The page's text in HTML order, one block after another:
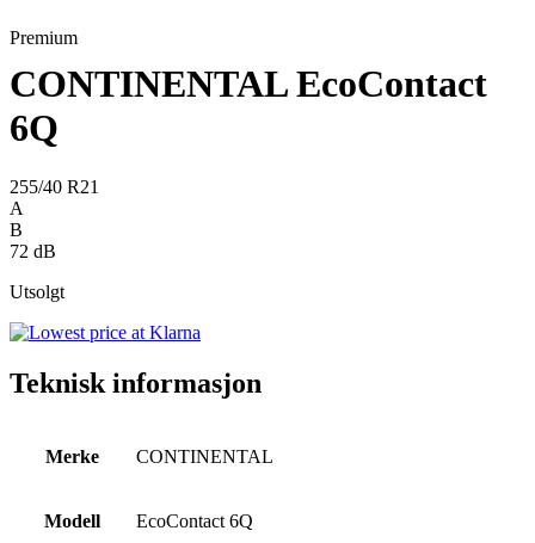
Premium
CONTINENTAL EcoContact
6Q
255/40 R21
A
B
72 dB
Utsolgt
Teknisk informasjon
Merke CONTINENTAL
Modell EcoContact 6Q